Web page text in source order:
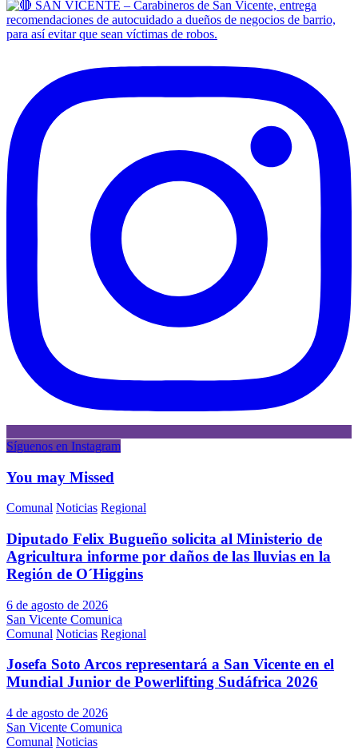
Síguenos en Instagram
You may Missed
Comunal Noticias Regional
Diputado Felix Bugueño solicita al Ministerio de
Agricultura informe por daños de las lluvias en la
Región de O´Higgins
6 de agosto de 2026
San Vicente Comunica
Comunal Noticias Regional
Josefa Soto Arcos representará a San Vicente en el
Mundial Junior de Powerlifting Sudáfrica 2026
4 de agosto de 2026
San Vicente Comunica
Comunal Noticias